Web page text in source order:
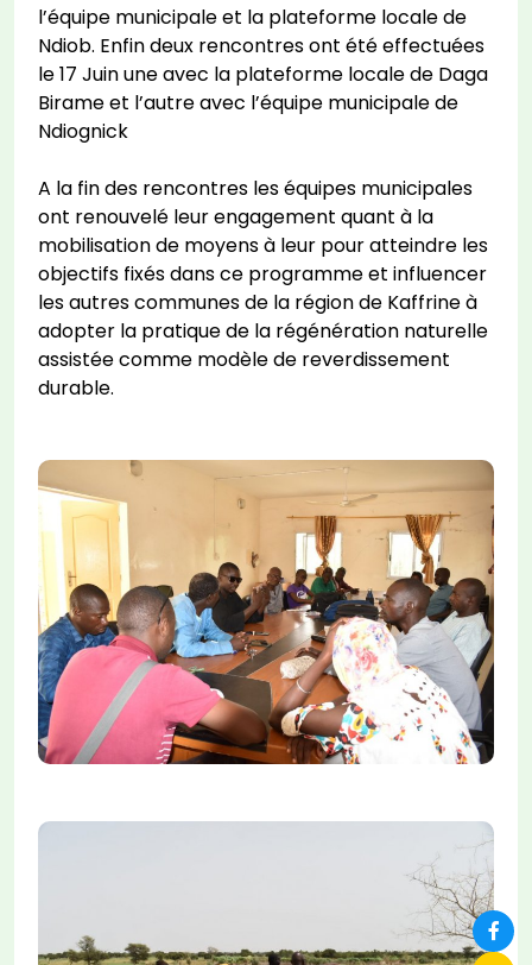
l’équipe municipale et la plateforme locale de
Ndiob. Enfin deux rencontres ont été effectuées
le 17 Juin une avec la plateforme locale de Daga
Birame et l’autre avec l’équipe municipale de
Ndiognick
A la fin des rencontres les équipes municipales
ont renouvelé leur engagement quant à la
mobilisation de moyens à leur pour atteindre les
objectifs fixés dans ce programme et influencer
les autres communes de la région de Kaffrine à
adopter la pratique de la régénération naturelle
assistée comme modèle de reverdissement
durable.